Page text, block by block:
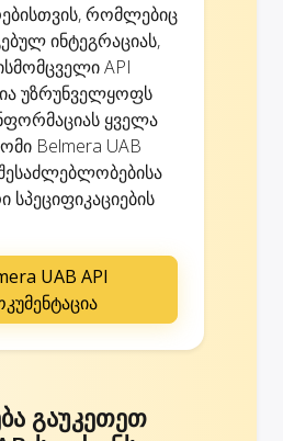
რომლებიც
ინტეგრაციას,
API
უზრუნველყოფს
ყველა
Belmera UAB
სპეციფიკაციების
UAB API
გაუკეთეთ